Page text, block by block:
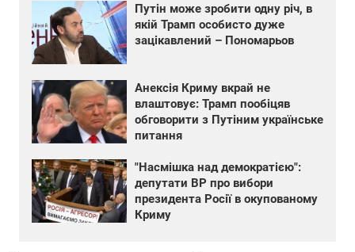
Путін може зробити одну річ, в
якій Трамп особисто дуже
зацікавлений – Пономарьов
Анексія Криму вкрай не
влаштовує: Трамп пообіцяв
обговорити з Путіним українське
питання
"Насмішка над демократією":
депутати ВР про вибори
президента Росії в окупованому
Криму